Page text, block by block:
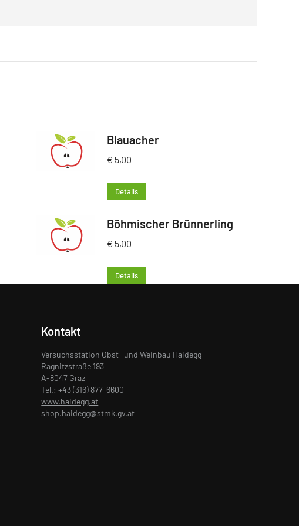
Blauacher
€ 5,00
Details
Böhmischer Brünnerling
€ 5,00
Details
Kontakt
Versuchsstation Obst- und Weinbau Haidegg
Ragnitzstraße 193
A-8047 Graz
Tel.: +43 (316) 877-6600
www.haidegg.at
shop.haidegg@stmk.gv.at